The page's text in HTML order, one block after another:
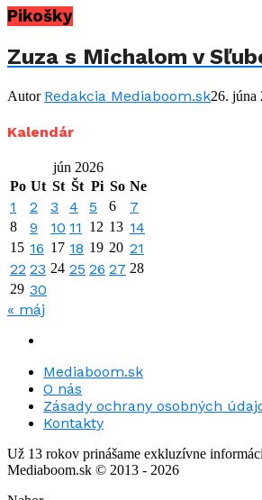
Pikošky
Zuza s Michalom v
Autor Redakcia Mediaboom.sk26. júna
Kalendár
jún 2026
Po Ut St Št Pi So Ne
1 2 3 4 5 6 7
8 9 10 11 12 13 14
15 16 17 18 19 20 21
22 23 24 25 26 27 28
29 30
« máj
Mediaboom.sk
O nás
Zásady ochrany osobných
Kontakty
Už 13 rokov prinášame exkluzívne
Mediaboom.sk © 2013 - 2026